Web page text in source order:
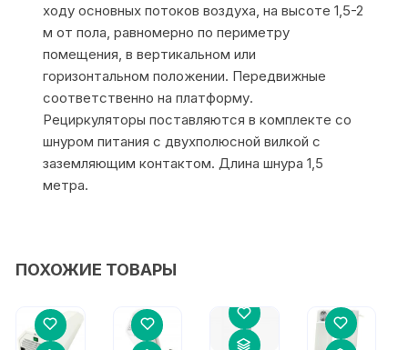
ходу основных потоков воздуха, на высоте 1,5-2
м от пола, равномерно по периметру
помещения, в вертикальном или
горизонтальном положении. Передвижные
соответственно на платформу.
Рециркуляторы поставляются в комплекте со
шнуром питания с двухполюсной вилкой с
заземляющим контактом. Длина шнура 1,5
метра.
ПОХОЖИЕ ТОВАРЫ